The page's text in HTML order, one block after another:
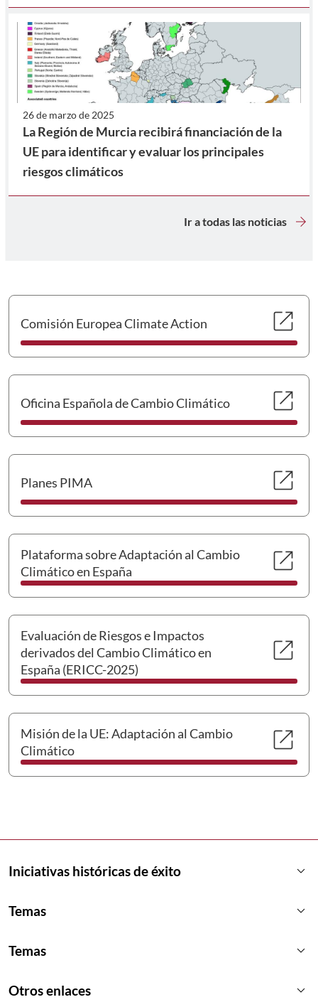
26 de marzo de 2025
La Región de Murcia recibirá financiación de la
UE para identificar y evaluar los principales
riesgos climáticos
Ir a todas las noticias arrow_forward
Comisión Europea Climate Action Se
open_in_new
Oficina Española de Cambio Climático Se
open_in_new
Planes PIMA Se
open_in_new
Plataforma sobre Adaptación al Cambio
Climático en España
Se
open_in_new
Evaluación de Riesgos e Impactos
derivados del Cambio Climático en
España (ERICC-2025)
Se
open_in_new
Misión de la UE: Adaptación al Cambio
Climático
Se
open_in_new
Iniciativas históricas de éxito keyboard_arrow_down
Temas keyboard_arrow_down
Temas keyboard_arrow_down
Otros enlaces keyboard_arrow_down